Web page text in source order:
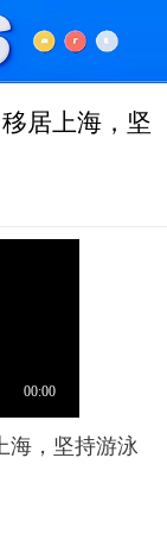
居上海，坚
海，坚持游泳